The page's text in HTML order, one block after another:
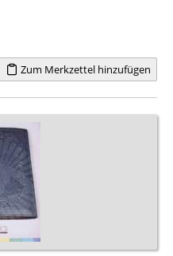
Zum Merkzettel hinzufügen